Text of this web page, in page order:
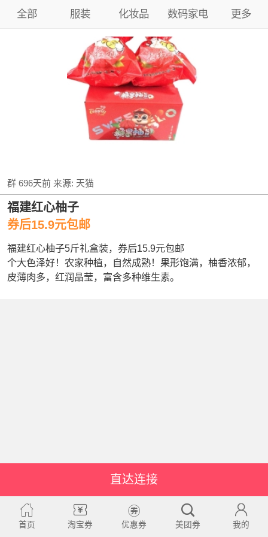
全部 服装 化妆品 数码家电 更多
群 696天前来源: 天猫
福建红心柚子
券后15.9元包邮
福建红心柚子5斤礼盒装，券后15.9元包邮
个大色泽好！农家种植，自然成熟！果形饱满，柚香浓郁，
皮薄肉多，红润晶莹，富含多种维生素。
直达连接
首页 淘宝券 优惠券 美团券 我的